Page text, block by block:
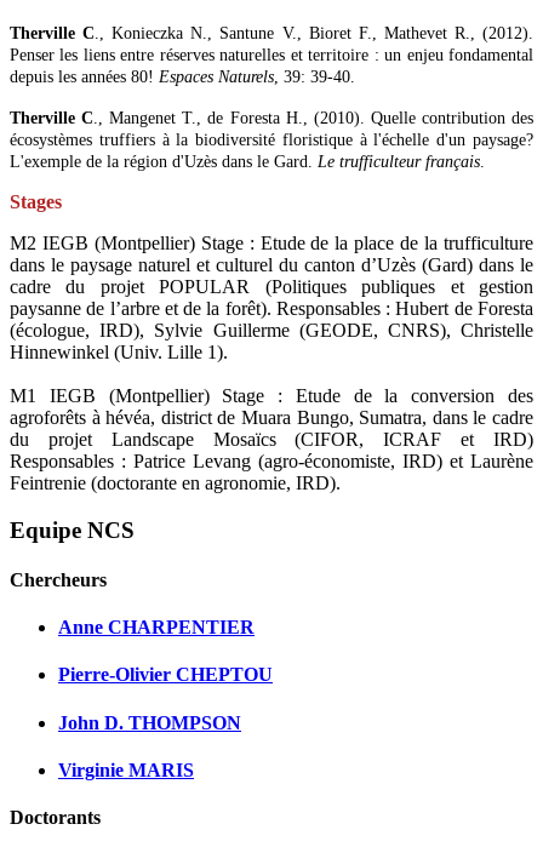
Therville C ., Konieczka N., Santune V., Bioret F., Mathevet R., (2012).
Penser les liens entre réserves naturelles et territoire : un enjeu fondamental
depuis les années 80! Espaces Naturels , 39: 39-40.
Therville C ., Mangenet T., de Foresta H., (2010). Quelle contribution des
écosystèmes truffiers à la biodiversité floristique à l'échelle d'un paysage?
L'exemple de la région d'Uzès dans le Gard. Le trufficulteur français
Stages
M2 IEGB (Montpellier) Stage : Etude de la place de la trufficulture
dans le paysage naturel et culturel du canton d’Uzès (Gard) dans le
cadre du projet POPULAR (Politiques publiques et gestion
paysanne de l’arbre et de la forêt). Responsables : Hubert de Foresta
(écologue, IRD), Sylvie Guillerme (GEODE, CNRS), Christelle
Hinnewinkel (Univ. Lille 1).
M1 IEGB (Montpellier) Stage : Etude de la conversion des
agroforêts à hévéa, district de Muara Bungo, Sumatra, dans le cadre
du projet Landscape Mosaïcs (CIFOR, ICRAF et IRD)
Responsables : Patrice Levang (agro-économiste, IRD) et Laurène
Feintrenie (doctorante en agronomie, IRD).
Equipe NCS
Chercheurs
Anne CHARPENTIER
Pierre-Olivier CHEPTOU
John D. THOMPSON
Virginie MARIS
Doctorants